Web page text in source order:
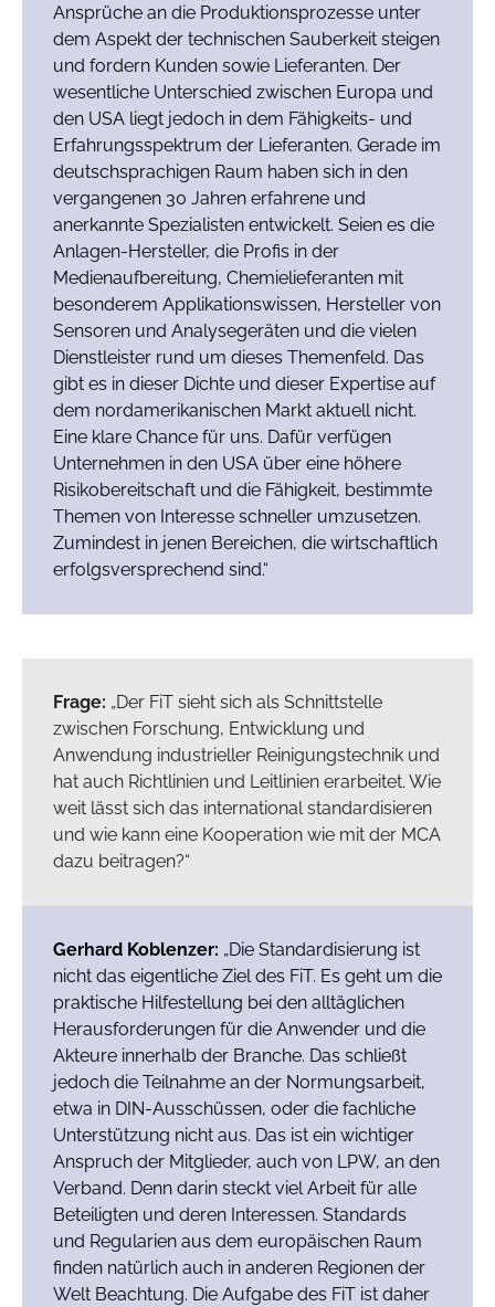
Ansprüche an die Produktionsprozesse unter
dem Aspekt der technischen Sauberkeit steigen
und fordern Kunden sowie Lieferanten. Der
wesentliche Unterschied zwischen Europa und
den USA liegt jedoch in dem Fähigkeits- und
Erfahrungsspektrum der Lieferanten. Gerade im
deutschsprachigen Raum haben sich in den
vergangenen 30 Jahren erfahrene und
anerkannte Spezialisten entwickelt. Seien es die
Anlagen-Hersteller, die Profis in der
Medienaufbereitung, Chemielieferanten mit
besonderem Applikationswissen, Hersteller von
Sensoren und Analysegeräten und die vielen
Dienstleister rund um dieses Themenfeld. Das
gibt es in dieser Dichte und dieser Expertise auf
dem nordamerikanischen Markt aktuell nicht.
Eine klare Chance für uns. Dafür verfügen
Unternehmen in den USA über eine höhere
Risikobereitschaft und die Fähigkeit, bestimmte
Themen von Interesse schneller umzusetzen.
Zumindest in jenen Bereichen, die wirtschaftlich
erfolgsversprechend sind.“
Frage: „Der FiT sieht sich als Schnittstelle
zwischen Forschung, Entwicklung und
Anwendung industrieller Reinigungstechnik und
hat auch Richtlinien und Leitlinien erarbeitet. Wie
weit lässt sich das international standardisieren
und wie kann eine Kooperation wie mit der MCA
dazu beitragen?“
Gerhard Koblenzer: „Die Standardisierung ist
nicht das eigentliche Ziel des FiT. Es geht um die
praktische Hilfestellung bei den alltäglichen
Herausforderungen für die Anwender und die
Akteure innerhalb der Branche. Das schließt
jedoch die Teilnahme an der Normungsarbeit,
etwa in DIN-Ausschüssen, oder die fachliche
Unterstützung nicht aus. Das ist ein wichtiger
Anspruch der Mitglieder, auch von LPW, an den
Verband. Denn darin steckt viel Arbeit für alle
Beteiligten und deren Interessen. Standards
und Regularien aus dem europäischen Raum
finden natürlich auch in anderen Regionen der
Welt Beachtung. Die Aufgabe des FiT ist daher